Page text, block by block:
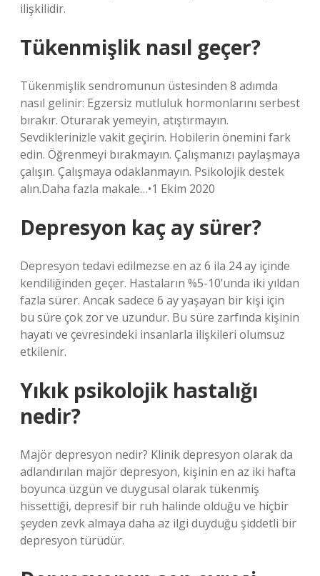
ilişkilidir.
Tükenmişlik nasıl geçer?
Tükenmişlik sendromunun üstesinden 8 adımda
nasıl gelinir: Egzersiz mutluluk hormonlarını serbest
bırakır. Oturarak yemeyin, atıştırmayın.
Sevdiklerinizle vakit geçirin. Hobilerin önemini fark
edin. Öğrenmeyi bırakmayın. Çalışmanızı paylaşmaya
çalışın. Çalışmaya odaklanmayın. Psikolojik destek
alın.Daha fazla makale…•1 Ekim 2020
Depresyon kaç ay sürer?
Depresyon tedavi edilmezse en az 6 ila 24 ay içinde
kendiliğinden geçer. Hastaların %5-10’unda iki yıldan
fazla sürer. Ancak sadece 6 ay yaşayan bir kişi için
bu süre çok zor ve uzundur. Bu süre zarfında kişinin
hayatı ve çevresindeki insanlarla ilişkileri olumsuz
etkilenir.
Yıkık psikolojik hastalığı
nedir?
Majör depresyon nedir? Klinik depresyon olarak da
adlandırılan majör depresyon, kişinin en az iki hafta
boyunca üzgün ve duygusal olarak tükenmiş
hissettiği, depresif bir ruh halinde olduğu ve hiçbir
şeyden zevk almaya daha az ilgi duyduğu şiddetli bir
depresyon türüdür.